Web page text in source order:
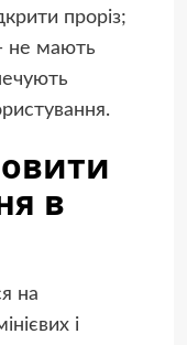
проріз;
не мають
в
на
і